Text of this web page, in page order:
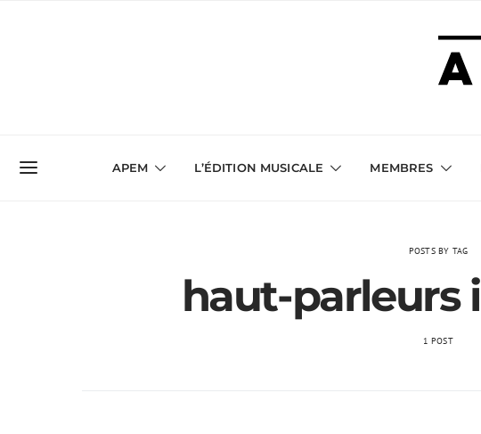
APEM L’ÉDITION MUSICALE MEMBRES
POSTS BY TAG
haut-parleurs
1 POST